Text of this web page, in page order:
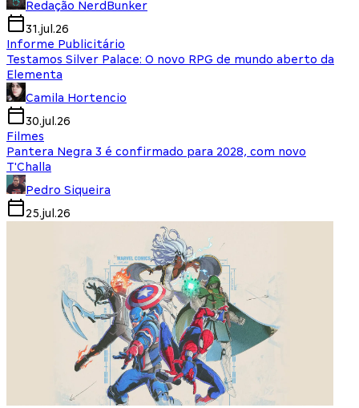
Redação NerdBunker
31.jul.26
Informe Publicitário
Testamos Silver Palace: O novo RPG de mundo aberto da
Elementa
Camila Hortencio
30.jul.26
Filmes
Pantera Negra 3 é confirmado para 2028, com novo
T'Challa
Pedro Siqueira
25.jul.26